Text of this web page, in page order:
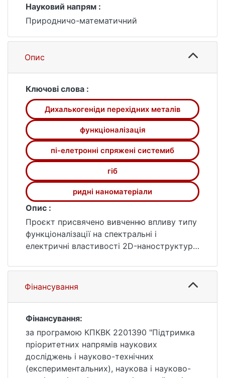
Науковий напрям :
Природничо-математичний
Опис
Ключові слова :
Дихалькогеніди перехідних металів
функціоналізація
пі-елетронні спряжені системиб
гіб
ридні наноматеріали
Опис :
Проєкт присвячено вивченню впливу типу
функціоналізації на спектральні і
електричні властивості 2D-наноструктур
(ДХПМ) та новітніх 1D/2D/3D гібридних
матеріалів на їхній основі і передбачає
вирішення важливих наукових і
гібридних наноматеріалів з покращеними
функціональними властивостями, які
можуть застосовуватись як у цивільних
галузях (сенсоріка, фотовольтаїка,
електроніка, енергетика, медицина), так і
Фінансування
Фінансування:
за програмою КПКВК 2201390 "Підтримка
пріоритетних напрямів наукових
досліджень і науково-технічних
(експериментальних), наукова і науково-